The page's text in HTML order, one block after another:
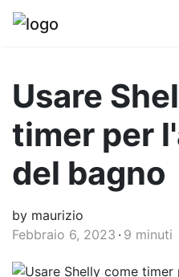
Usare
timer per
del bagno
by maurizio
Febbraio 6, 2023 9 minuti